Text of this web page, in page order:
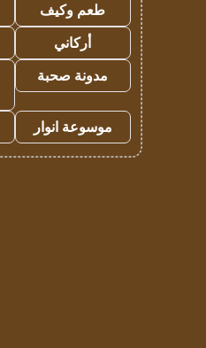
طعم وكيف
أركاني
مدونة صحبة
موسوعة انوار